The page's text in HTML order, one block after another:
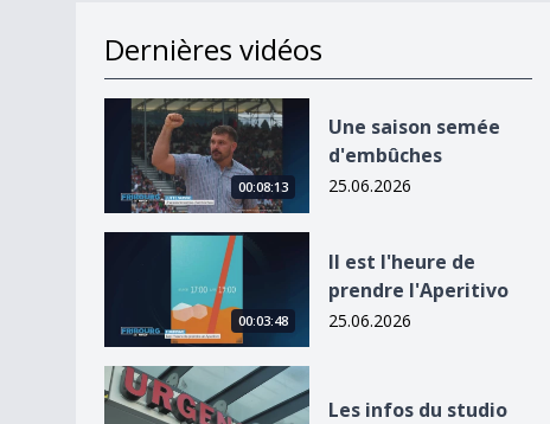
Dernières vidéos
Une saison semée d&#039;embûches
00:08:13
Une saison semée
d'embûches
25.06.2026
Il est l&#039;heure de prendre l&#039;Aperitivo
00:03:48
Il est l'heure de
prendre l'Aperitivo
25.06.2026
Les infos du studio
Les infos du studio